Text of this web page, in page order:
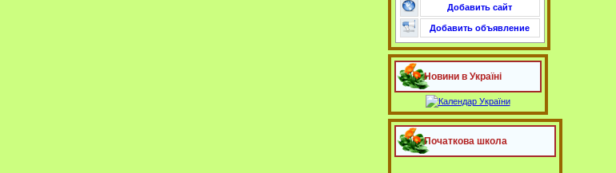
Добавить сайт
Добавить объявление
Новини в Україні
Початкова школа